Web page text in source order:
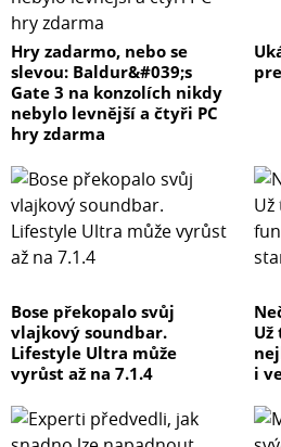
Hry zadarmo, nebo se
slevou: Baldur&#039;s
Gate 3 na konzolích nikdy
nebylo levnější a čtyři PC
hry zdarma
Bose překopalo svůj
vlajkový soundbar.
Lifestyle Ultra může
vyrůst až na 7.1.4
i